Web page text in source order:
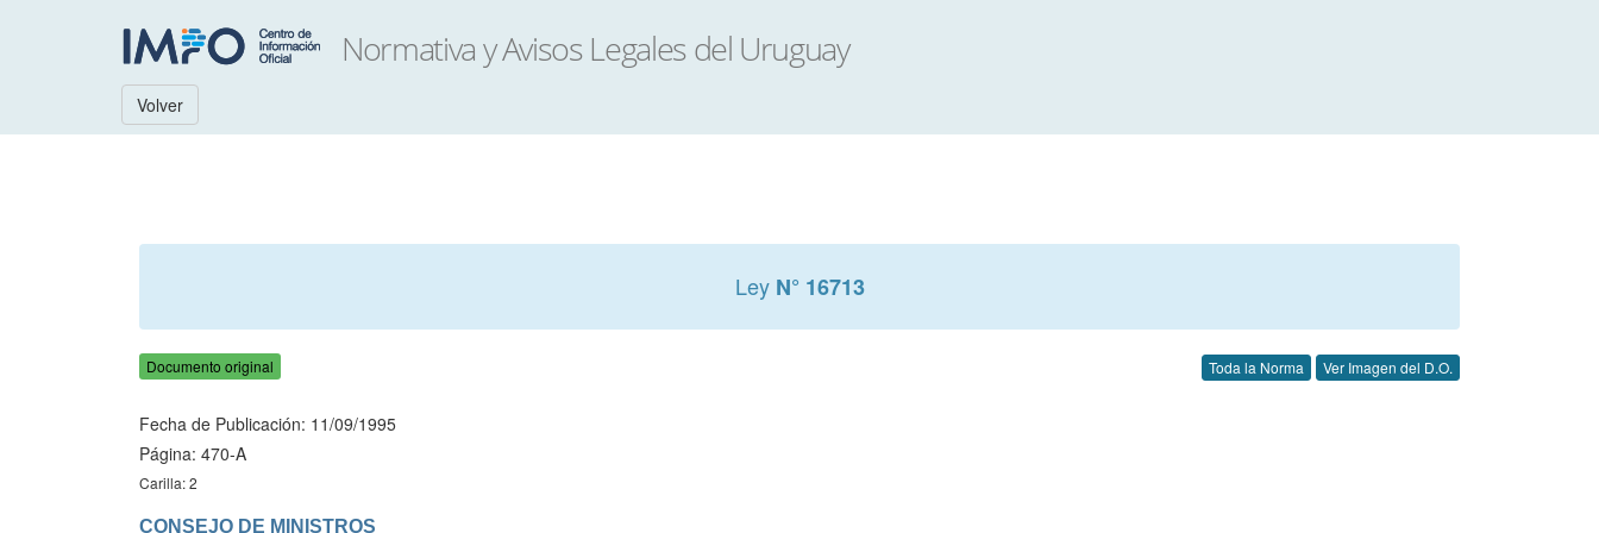
Volver
Ley N° 16713
Documento original Toda la Norma Ver Imagen del D.O.
Fecha de Publicación: 11/09/1995
Página: 470-A
Carilla: 2